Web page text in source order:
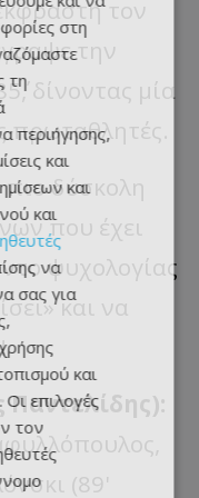
τον
την
δίνοντας μία
πρωταθλητές.
δύσκολη
που έχει
ψυχολογίας
και να
Παντελίδης):
(89'
στη
τη
περιήγησης,
και
και
και
να
σας για
και
επιλογές
τον